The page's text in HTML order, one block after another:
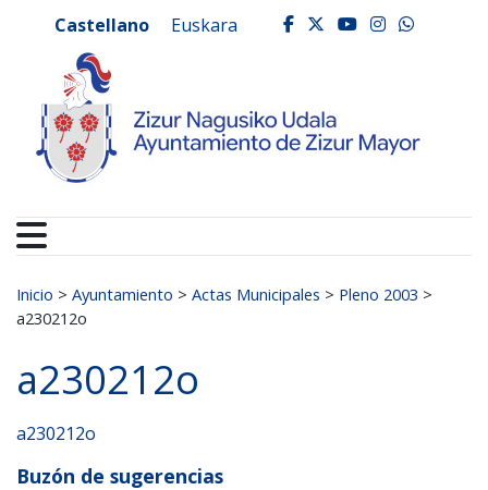
Ayuntamiento de
Castellano Euskara facebook
twitter
youtube
Buscar:
Inicio > Ayuntamiento > Actas Municipales > Pleno 2003 >
a230212o
a230212o
a230212o
Buzón de sugerencias